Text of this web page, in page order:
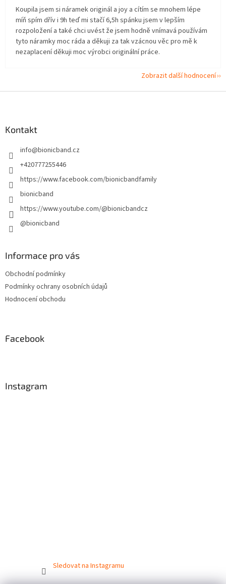
Koupila jsem si náramek originál a joy a cítím se mnohem lépe
míň spím dřív i 9h teď mi stačí 6,5h spánku jsem v lepším
rozpoložení a také chci uvést že jsem hodně vnímavá používám
tyto náramky moc ráda a děkuji za tak vzácnou věc pro mě k
nezaplacení děkuji moc výrobci originální práce.
Zobrazit další hodnocení
Kontakt
info@bionicband.cz
+420777255446
https://www.facebook.com/bionicbandfamily
bionicband
https://www.youtube.com/@bionicbandcz
@bionicband
Informace pro vás
Obchodní podmínky
Podmínky ochrany osobních údajů
Hodnocení obchodu
Facebook
Instagram
Sledovat na Instagramu